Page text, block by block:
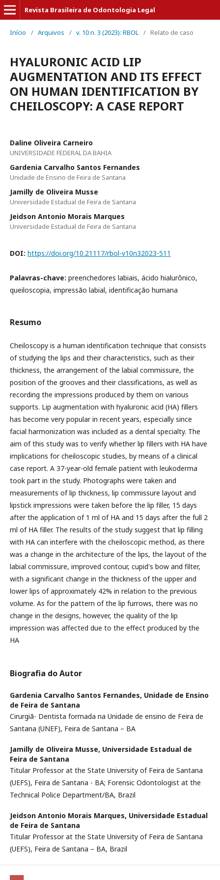
Revista Brasileira de Odontologia Legal
Início / Arquivos / v. 10 n. 3 (2023): RBOL / Relato de caso
HYALURONIC ACID LIP
AUGMENTATION AND ITS EFFECT
ON HUMAN IDENTIFICATION BY
CHEILOSCOPY: A CASE REPORT
Daline Oliveira Carneiro
UNIVERSIDADE FEDERAL DA BAHIA
Gardenia Carvalho Santos Fernandes
Unidade de Ensino de Feira de Santana
Jamilly de Oliveira Musse
Universidade Estadual de Feira de Santana
Jeidson Antonio Morais Marques
Universidade Estadual de Feira de Santana
DOI: https://doi.org/10.21117/rbol-v10n32023-511
Palavras-chave: preenchedores labiais, ácido hialurônico,
queiloscopia, impressão labial, identificação humana
Resumo
Cheiloscopy is a human identification technique that consists
of studying the lips and their characteristics, such as their
thickness, the arrangement of the labial commissure, the
position of the grooves and their classifications, as well as
recording the impressions produced by them on various
supports. Lip augmentation with hyaluronic acid (HA) fillers
has become very popular in recent years, especially since
facial harmonization was included as a dental specialty. The
aim of this study was to verify whether lip fillers with HA have
implications for cheiloscopic studies, by means of a clinical
case report. A 37-year-old female patient with leukoderma
took part in the study. Photographs were taken and
measurements of lip thickness, lip commissure layout and
lipstick impressions were taken before the lip filler, 15 days
after the application of 1 ml of HA and 15 days after the full 2
ml of HA filler. The results of the study suggest that lip filling
with HA can interfere with the cheiloscopic method, as there
was a change in the architecture of the lips, the layout of the
labial commissure, improved contour, cupid's bow and filter,
with a significant change in the thickness of the upper and
lower lips of approximately 42% in relation to the previous
volume. As for the pattern of the lip furrows, there was no
change in the designs, however, the quality of the lip
impression was affected due to the effect produced by the
HA
Biografia do Autor
Gardenia Carvalho Santos Fernandes, Unidade de Ensino
de Feira de Santana
Cirurgiã- Dentista formada na Unidade de ensino de Feira de
Santana (UNEF), Feira de Santana – BA
Jamilly de Oliveira Musse, Universidade Estadual de
Feira de Santana
Titular Professor at the State University of Feira de Santana
(UEFS), Feira de Santana - BA; Forensic Odontologist at the
Technical Police Department/BA, Brazil
Jeidson Antonio Morais Marques, Universidade Estadual
de Feira de Santana
Titular Professor at the State University of Feira de Santana
(UEFS), Feira de Santana – BA, Brazil